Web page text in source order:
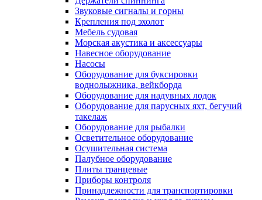
Звуковые сигналы и горны
Крепления под эхолот
Мебель судовая
Морская акустика и аксессуары
Навесное оборудование
Насосы
Оборудование для буксировки
воднолыжника, вейкборда
Оборудование для надувных лодок
Оборудование для парусных яхт, бегучий
такелаж
Оборудование для рыбалки
Осветительное оборудование
Осушительная система
Палубное оборудование
Плиты транцевые
Приборы контроля
Принадлежности для транспортировки